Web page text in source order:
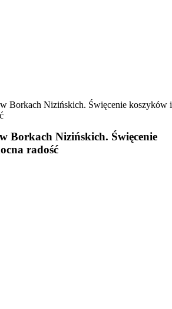
Borkach Nizińskich. Święcenie koszyków i
Borkach Nizińskich. Święcenie
radość